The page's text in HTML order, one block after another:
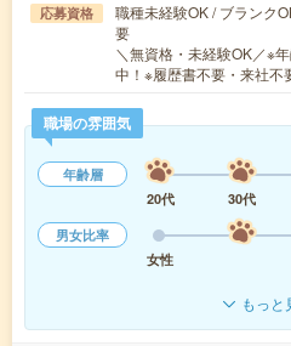
応募資格
職種未経験OK / ブランク
要
＼無資格・未経験OK／※
中！※履歴書不要・来社
職場の雰囲気
年齢層
20代
30代
男女比率
女性
もっと